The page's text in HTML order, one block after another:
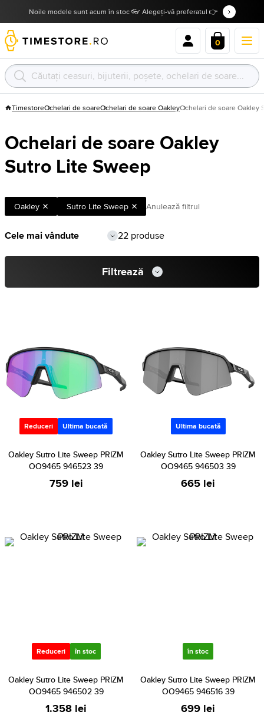
Noile modele sunt acum în stoc 👓 Alegeți-vă preferatul 👉
0
TimestoreOchelari de soareOchelari de soare OakleyOchelari de soare Oakley
Ochelari de soare Oakley
Sutro Lite Sweep
Oakley Sutro Lite Sweep Anulează filtrul
22 produse
Filtrează
Reduceri Ultima bucată
Oakley Sutro Lite Sweep PRIZM
OO9465 946523 39
759 lei
Ultima bucată
Oakley Sutro Lite Sweep PRIZM
OO9465 946503 39
665 lei
Reduceri în stoc
Oakley Sutro Lite Sweep PRIZM
OO9465 946502 39
1.358 lei
în stoc
Oakley Sutro Lite Sweep PRIZM
OO9465 946516 39
699 lei